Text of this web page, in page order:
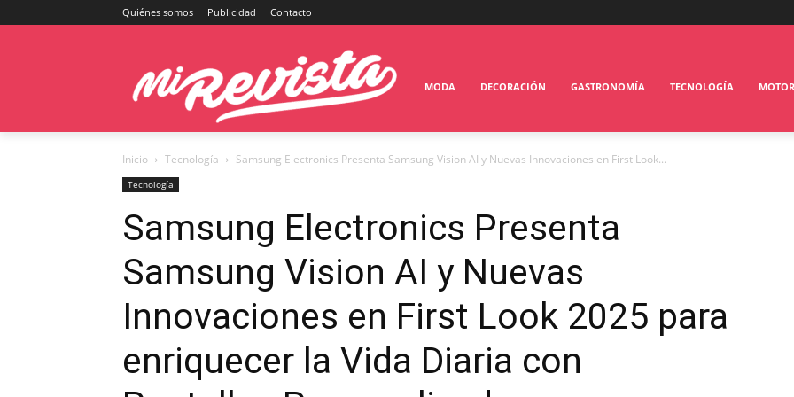
Quiénes somos Publicidad Contacto
MODA DECORACIÓN GASTRONOMÍA TECNOLOGÍA MOTOR
Inicio Tecnología Samsung Electronics Presenta Samsung Vision AI y Nuevas Innovaciones en First Look...
Tecnología
Samsung Electronics Presenta
Samsung Vision AI y Nuevas
Innovaciones en First Look 2025 para
enriquecer la Vida Diaria con